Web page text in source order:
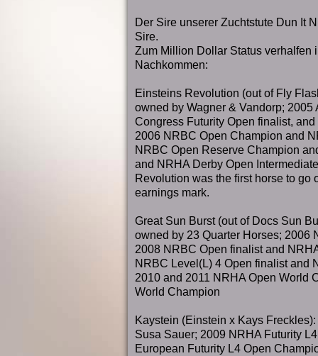
Der Sire unserer Zuchtstute Dun It
Sire.
Zum Million Dollar Status verhalfen
Nachkommen:
Einsteins Revolution (out of Fly
owned by Wagner & Vandorp; 2005
Congress Futurity Open finalist,
2006 NRBC Open Champion and
NRBC Open Reserve Champion
and NRHA Derby Open
Revolution was the first horse to go
earnings mark.
Great Sun Burst (out of Docs Sun
owned by 23 Quarter Horses; 2006
2008 NRBC Open finalist and
NRBC Level(L) 4 Open finalist and
2010 and 2011 NRHA Open World
World Champion
Kaystein (Einstein x Kays
Susa Sauer; 2009 NRHA Futurity
European Futurity L4 Open